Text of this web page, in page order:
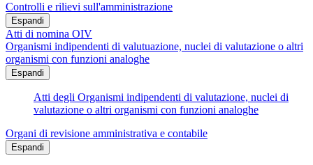
Controlli e rilievi sull'amministrazione
Espandi
Atti di nomina OIV
Organismi indipendenti di valutuazione, nuclei di valutazione o altri
organismi con funzioni analoghe
Espandi
Atti degli Organismi indipendenti di valutazione, nuclei di
valutazione o altri organismi con funzioni analoghe
Organi di revisione amministrativa e contabile
Espandi